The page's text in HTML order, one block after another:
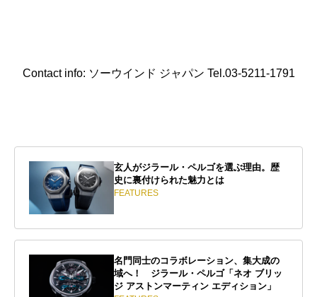
Contact info: ソーウインド ジャパン Tel.03-5211-1791
玄人がジラール・ペルゴを選ぶ理由。歴
史に裏付けられた魅力とは
FEATURES
名門同士のコラボレーション、集大成の
域へ！ ジラール・ペルゴ「ネオ ブリッ
ジ アストンマーティン エディション」